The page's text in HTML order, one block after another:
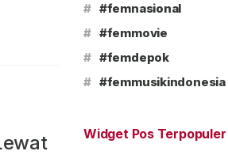
# #femnasional
# #femmovie
# #femdepok
# #femmusikindonesia
Widget Pos Terpopuler